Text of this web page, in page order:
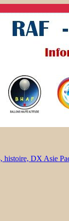
histoire, DX Asie